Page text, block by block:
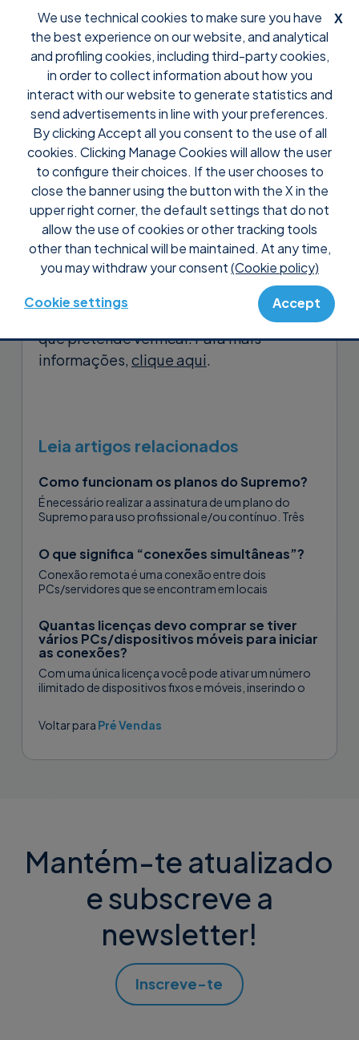
X
We use technical cookies to make sure you have
the best experience on our website, and analytical
and profiling cookies, including third-party cookies,
in order to collect information about how you
interact with our website to generate statistics and
send advertisements in line with your preferences.
By clicking Accept all you consent to the use of all
cookies. Clicking Manage Cookies will allow the user
to configure their choices. If the user chooses to
close the banner using the button with the X in the
upper right corner, the default settings that do not
allow the use of cookies or other tracking tools
other than technical will be maintained. At any time,
you may withdraw your consent(Cookie policy)
Cookie settings Accept
Support Perguntas frequentes Pré Vendas
Posso verificar quem utiliza a
minha licença?
Evidentemente, pode verificar em tempo
real quem utiliza a sua licença com o
planoSupremo Professional.Basta
introduzir o código de ativação da sua
licença no software Supremo nos PCs
que pretende verificar. Para mais
informações, clique aqui.
Leia artigos relacionados
Como funcionam os planos do Supremo?
É necessário realizar a assinatura de um plano do
Supremo para uso profissional e/ou contínuo. Três
O que significa “conexões simultâneas”?
Conexão remota é uma conexão entre dois
PCs/servidores que se encontram em locais
conexões entre...
Quantas licenças devo comprar se tiver
vários PCs/dispositivos móveis para iniciar
as conexões?
Com uma única licença você pode ativar um número
ilimitado de dispositivos fixos e móveis, inserindo o
Voltar para Pré Vendas
Mantém-te atualizado
e subscreve a
newsletter!
Inscreve-te